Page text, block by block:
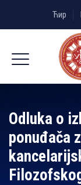
Ћир
Odluka o
ponuđača